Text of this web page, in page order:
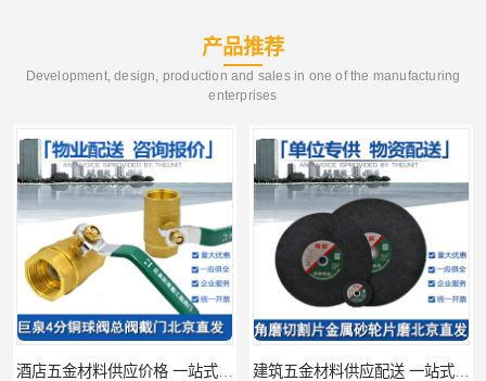
产品推荐
Development, design, production and sales in one of the manufacturing
enterprises